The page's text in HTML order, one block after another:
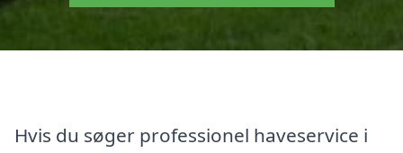
Hvis du søger professionel haveservice i